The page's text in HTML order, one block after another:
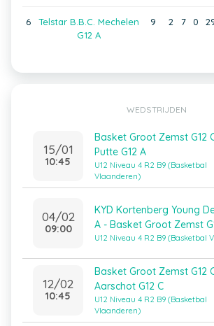
6
Telstar B.B.C. Mechelen
G12 A
9 2 7 0
WEDSTRIJDEN
15/01
10:45
Basket Groot Zemst G12
Putte G12 A
U12 Niveau 4 R2 B9 (Basketbal
Vlaanderen)
04/02
09:00
KYD Kortenberg Young
A - Basket Groot Zemst
U12 Niveau 4 R2 B9 (Basketbal
12/02
10:45
Basket Groot Zemst G12
Aarschot G12 C
U12 Niveau 4 R2 B9 (Basketbal
Vlaanderen)